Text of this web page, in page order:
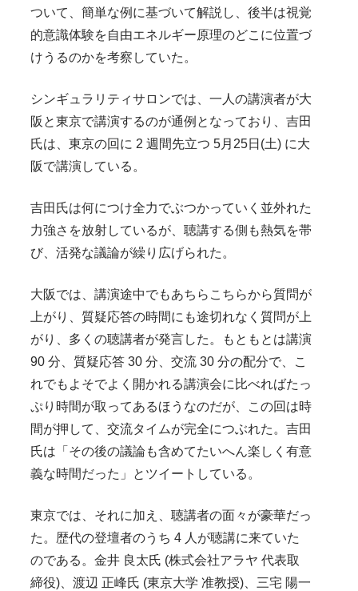
ついて、簡単な例に基づいて解説し、後半は視覚
的意識体験を自由エネルギー原理のどこに位置づ
けうるのかを考察していた。
シンギュラリティサロンでは、一人の講演者が大
阪と東京で講演するのが通例となっており、吉田
氏は、東京の回に 2 週間先立つ 5月25日(土) に大
阪で講演している。
吉田氏は何につけ全力でぶつかっていく並外れた
力強さを放射しているが、聴講する側も熱気を帯
び、活発な議論が繰り広げられた。
大阪では、講演途中でもあちらこちらから質問が
上がり、質疑応答の時間にも途切れなく質問が上
がり、多くの聴講者が発言した。もともとは講演
90 分、質疑応答 30 分、交流 30 分の配分で、こ
れでもよそでよく開かれる講演会に比べればたっ
ぷり時間が取ってあるほうなのだが、この回は時
間が押して、交流タイムが完全につぶれた。吉田
氏は「その後の議論も含めてたいへん楽しく有意
義な時間だった」とツイートしている。
東京では、それに加え、聴講者の面々が豪華だっ
た。歴代の登壇者のうち 4 人が聴講に来ていた
のである。金井 良太氏 (株式会社アラヤ 代表取
締役)、渡辺 正峰氏 (東京大学 准教授)、三宅 陽一